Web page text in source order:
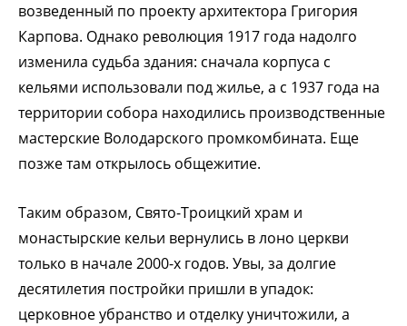
возведенный по проекту архитектора Григория
Карпова. Однако революция 1917 года надолго
изменила судьба здания: сначала корпуса с
кельями использовали под жилье, а с 1937 года на
территории собора находились производственные
мастерские Володарского промкомбината. Еще
позже там открылось общежитие.
Таким образом, Свято-Троицкий храм и
монастырские кельи вернулись в лоно церкви
только в начале 2000-х годов. Увы, за долгие
десятилетия постройки пришли в упадок:
церковное убранство и отделку уничтожили, а